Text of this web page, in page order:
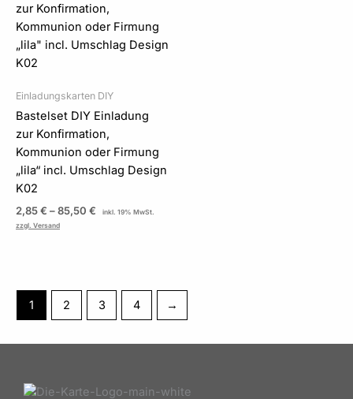
Einladungskarten DIY
Bastelset DIY Einladung
zur Konfirmation,
Kommunion oder Firmung
„lila“ incl. Umschlag Design
K02
2,85€ –85,50 €
bis
85,50 €
inkl. 19% MwSt.
zzgl. Versand
1 2 3 4 →